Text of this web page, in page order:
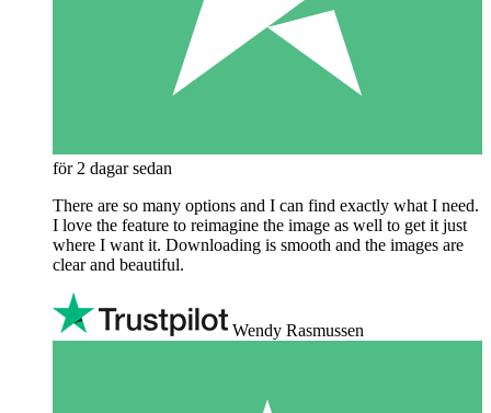
för 2 dagar sedan
There are so many options and I can find exactly what I need.
I love the feature to reimagine the image as well to get it just
where I want it. Downloading is smooth and the images are
clear and beautiful.
Wendy Rasmussen